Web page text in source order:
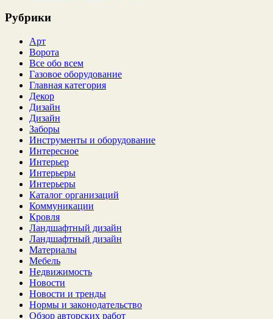
Рубрики
Арт
Ворота
Все обо всем
Газовое оборудование
Главная категория
Декор
Дизайн
Дизайн
Заборы
Инструменты и оборудование
Интересное
Интерьер
Интерьеры
Интерьеры
Каталог организаций
Коммуникации
Кровля
Ландшафтный дизайн
Ландшафтный дизайн
Материалы
Мебель
Недвижимость
Новости
Новости и тренды
Нормы и законодательство
Обзор авторских работ